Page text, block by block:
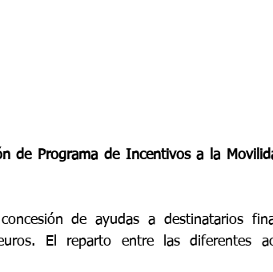
de Programa de Incentivos a la
de ayudas a destinatarios
El reparto entre las diferentes